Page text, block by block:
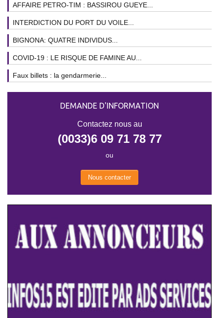
AFFAIRE PETRO-TIM : BASSIROU GUEYE...
INTERDICTION DU PORT DU VOILE...
BIGNONA: QUATRE INDIVIDUS...
COVID-19 : LE RISQUE DE FAMINE AU...
Faux billets : la gendarmerie...
DEMANDE D'INFORMATION
Contactez nous au
(0033)6 09 71 78 77
ou
Nous contacter